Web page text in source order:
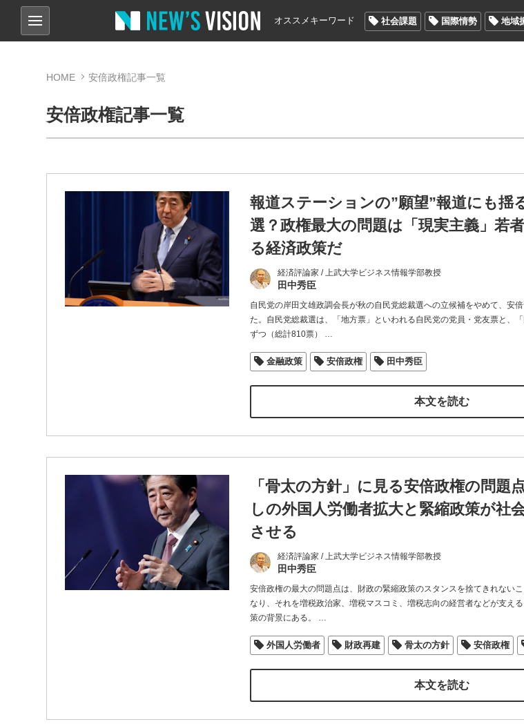
オススメキーワード 社会課題 国際情勢 地域
HOME 安倍政権記事一覧
安倍政権記事一覧
報道ステーションの”願望”報道にも揺
選？政権最大の問題は「現実主義」若
る経済政策だ
経済評論家 / 上武大学ビジネス情報学部教授
田中秀臣
自民党の岸田文雄政調会長が秋の自民党総裁選への立候補をやめて、安
た。自民党総裁選は、「地方票」といわれる自民党の党員・党友票と、
ずつ（総計810票）
…
金融政策 安倍政権 田中秀臣
本文を読む
「骨太の方針」に見る安倍政権の問題
しの外国人労働者拡大と緊縮政策が社
させる
経済評論家 / 上武大学ビジネス情報学部教授
田中秀臣
安倍政権の最大の問題点は、財政の緊縮政策のスタンスを捨てきれない
なり、それを増税政治家、増税マスコミ、増税志向の経営者などが支え
策の背景にある。
…
外国人労働者 財政再建 骨太の方針 安倍政権
本文を読む